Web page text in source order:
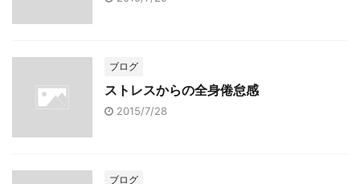
ブログ
ストレスからの全身倦怠感
2015/7/28
ブログ